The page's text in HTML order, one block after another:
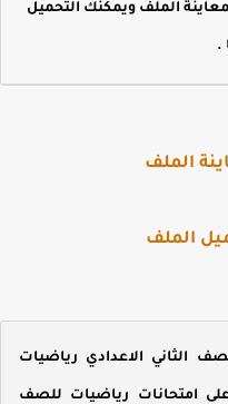
الملف ويمكنك التحميل
الملف
الملف
الثاني الاعدادي رياضيات
امتحانات رياضيات للصف